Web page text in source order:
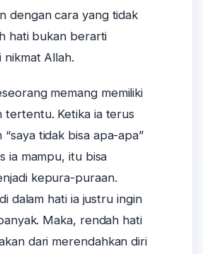
dengan cara yang tidak
hati bukan berarti
nikmat Allah.
memang memiliki
tertentu. Ketika ia terus
“saya tidak bisa apa-apa”
ia mampu, itu bisa
kepura-puraan.
dalam hati ia justru ingin
Maka, rendah hati
dari merendahkan diri